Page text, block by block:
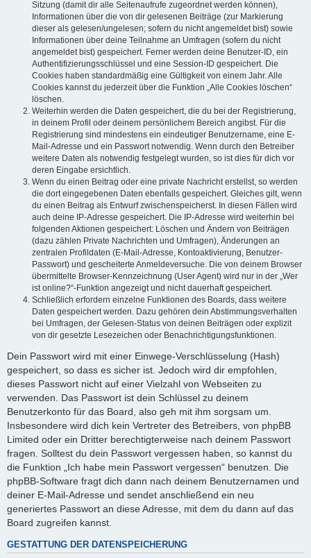
Sitzung (damit dir alle Seitenaufrufe zugeordnet werden können),
Informationen über die von dir gelesenen Beiträge (zur Markierung
dieser als gelesen/ungelesen; sofern du nicht angemeldet bist) sowie
Informationen über deine Teilnahme an Umfragen (sofern du nicht
angemeldet bist) gespeichert. Ferner werden deine Benutzer-ID, ein
Authentifizierungsschlüssel und eine Session-ID gespeichert. Die
Cookies haben standardmäßig eine Gültigkeit von einem Jahr. Alle
Cookies kannst du jederzeit über die Funktion „Alle Cookies löschen“
löschen.
Weiterhin werden die Daten gespeichert, die du bei der Registrierung,
in deinem Profil oder deinem persönlichem Bereich angibst. Für die
Registrierung sind mindestens ein eindeutiger Benutzername, eine E-
Mail-Adresse und ein Passwort notwendig. Wenn durch den Betreiber
weitere Daten als notwendig festgelegt wurden, so ist dies für dich vor
deren Eingabe ersichtlich.
Wenn du einen Beitrag oder eine private Nachricht erstellst, so werden
die dort eingegebenen Daten ebenfalls gespeichert. Gleiches gilt, wenn
du einen Beitrag als Entwurf zwischenspeicherst. In diesen Fällen wird
auch deine IP-Adresse gespeichert. Die IP-Adresse wird weiterhin bei
folgenden Aktionen gespeichert: Löschen und Ändern von Beiträgen
(dazu zählen Private Nachrichten und Umfragen), Änderungen an
zentralen Profildaten (E-Mail-Adresse, Kontoaktivierung, Benutzer-
Passwort) und gescheiterte Anmeldeversuche. Die von deinem Browser
übermittelte Browser-Kennzeichnung (User Agent) wird nur in der „Wer
ist online?“-Funktion angezeigt und nicht dauerhaft gespeichert.
Schließlich erfordern einzelne Funktionen des Boards, dass weitere
Daten gespeichert werden. Dazu gehören dein Abstimmungsverhalten
bei Umfragen, der Gelesen-Status von deinen Beiträgen oder explizit
von dir gesetzte Lesezeichen oder Benachrichtigungsfunktionen.
Dein Passwort wird mit einer Einwege-Verschlüsselung (Hash)
gespeichert, so dass es sicher ist. Jedoch wird dir empfohlen,
dieses Passwort nicht auf einer Vielzahl von Webseiten zu
verwenden. Das Passwort ist dein Schlüssel zu deinem
Benutzerkonto für das Board, also geh mit ihm sorgsam um.
Insbesondere wird dich kein Vertreter des Betreibers, von phpBB
Limited oder ein Dritter berechtigterweise nach deinem Passwort
fragen. Solltest du dein Passwort vergessen haben, so kannst du
die Funktion „Ich habe mein Passwort vergessen“ benutzen. Die
phpBB-Software fragt dich dann nach deinem Benutzernamen und
deiner E-Mail-Adresse und sendet anschließend ein neu
generiertes Passwort an diese Adresse, mit dem du dann auf das
Board zugreifen kannst.
GESTATTUNG DER DATENSPEICHERUNG